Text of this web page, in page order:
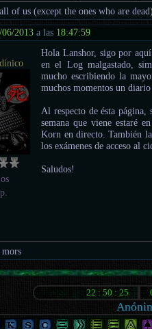
of us (except the ones who are
06/2013 a las 18:47:59
Hola Lanshor, sigo por
en el Log malgastado,
mucho escribiendo la
muchos momentos un
Al respecto de ésta
semana que viene estaré
Korn en directo. También
los exámenes de acceso al
Saludos!